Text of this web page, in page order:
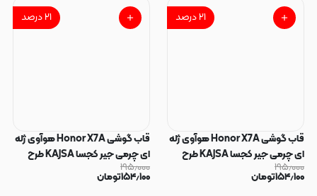
۲۱درصد
قاب گوشی Honor X7A هوآوی ژله
ای چرمی جیر کجسا KAJSA طرح
قهوه ای کد 93949
۱۹۵٫۰۰۰
۱۵۴٫۱۰۰تومان
۲۱درصد
قاب گوشی Honor X7A هوآوی ژله
ای چرمی جیر کجسا KAJSA طرح
مشکی کد 93948
۱۹۵٫۰۰۰
۱۵۴٫۱۰۰تومان